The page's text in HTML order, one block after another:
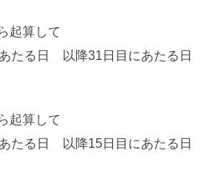
起算して
たる日 以降31日目にあたる日
起算して
たる日 以降15日目にあたる日